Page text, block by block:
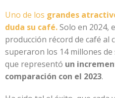
Uno de los grandes
duda su café.Solo en 2024,
producción récord de café al
superaron los 14 millones
que representó un
comparación con el 2023.